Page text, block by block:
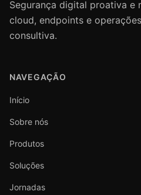
Segurança digital proativa e
cloud, endpoints e
consultiva.
NAVEGAÇÃO
Início
Sobre nós
Produtos
Soluções
Jornadas